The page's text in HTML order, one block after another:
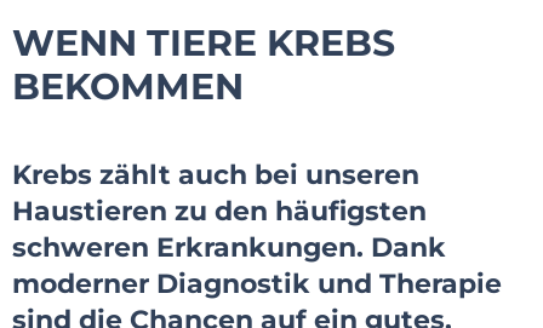
WENN TIERE KREBS
BEKOMMEN
Krebs zählt auch bei unseren
Haustieren zu den häufigsten
schweren Erkrankungen. Dank
moderner Diagnostik und Therapie
sind die Chancen auf ein gutes,